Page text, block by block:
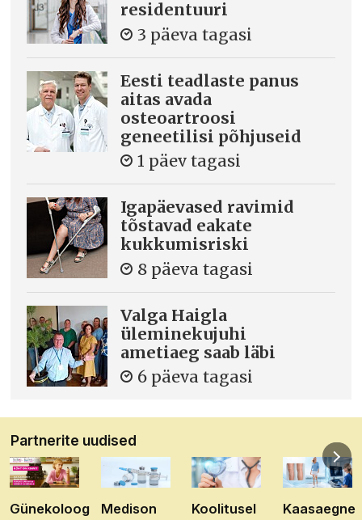
residentuuri
3 päeva tagasi
Eesti teadlaste panus
aitas avada
osteoartroosi
geneetilisi põhjuseid
1 päev tagasi
Igapäevased ravimid
tõstavad eakate
kukkumisriski
8 päeva tagasi
Valga Haigla
üleminekujuhi
ametiaeg saab läbi
6 päeva tagasi
Partnerite uudised
Günekoloog
Medison
Koolitusel
Kaasaegne